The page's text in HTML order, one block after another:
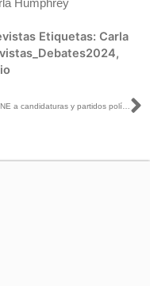
Humphrey
Etiquetas: Carla
,
Llama INE a candidaturas y partidos políticos a cumplir con la captura en el sistema “Candidatas, Candidatos, Conóceles”